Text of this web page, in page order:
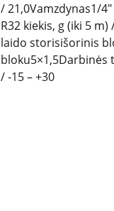
/ 21,0Vamzdynas1/
R32 kiekis, g (iki 5
laido storisišorinis
bloku5×1,5Darbinės
/ -15 – +30